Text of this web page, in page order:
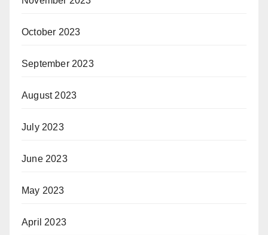
October 2023
September 2023
August 2023
July 2023
June 2023
May 2023
April 2023